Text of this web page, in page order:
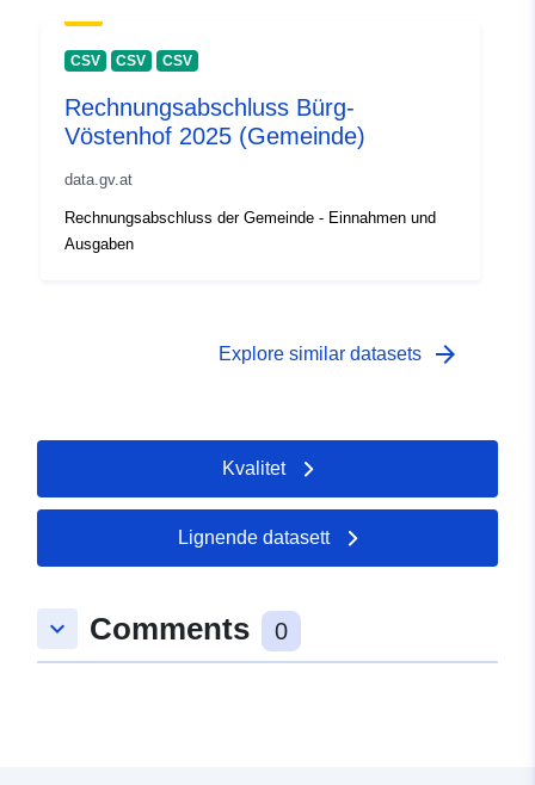
CSV CSV CSV
Rechnungsabschluss Bürg-
Vöstenhof 2025 (Gemeinde)
data.gv.at
Rechnungsabschluss der Gemeinde - Einnahmen und
Ausgaben
Explore similar datasets arrow_forward
Kvalitet
Lignende datasett
keyboard_arrow_down Comments 0